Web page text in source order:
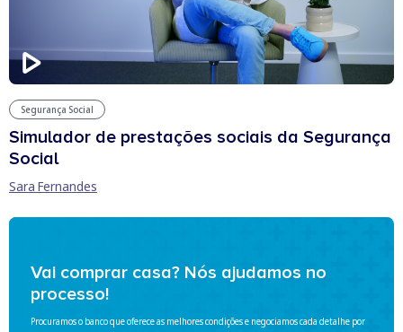
Segurança Social
Simulador de prestações sociais da Segurança
Social
Sara Fernandes
Vai comprar casa? Nós ajudamos no
processo!
Procuramos o banco que oferece as melhores condições e negociamos cada detalhe por